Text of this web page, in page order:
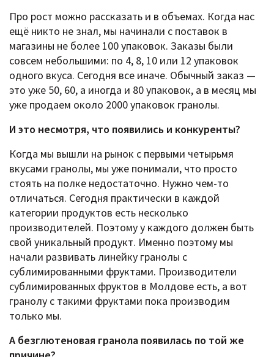
Про рост можно рассказать и в объемах. Когда нас
ещё никто не знал, мы начинали с поставок в
магазины не более 100 упаковок. Заказы были
совсем небольшими: по 4, 8, 10 или 12 упаковок
одного вкуса. Сегодня все иначе. Обычный заказ —
это уже 50, 60, а иногда и 80 упаковок, а в месяц мы
уже продаем около 2000 упаковок гранолы.
И это несмотря, что появились и конкуренты?
Когда мы вышли на рынок с первыми четырьмя
вкусами гранолы, мы уже понимали, что просто
стоять на полке недостаточно. Нужно чем-то
отличаться. Сегодня практически в каждой
категории продуктов есть несколько
производителей. Поэтому у каждого должен быть
свой уникальный продукт. Именно поэтому мы
начали развивать линейку гранолы с
сублимированными фруктами. Производители
сублимированных фруктов в Молдове есть, а вот
гранолу с такими фруктами пока производим
только мы.
А безглютеновая гранола появилась по той же